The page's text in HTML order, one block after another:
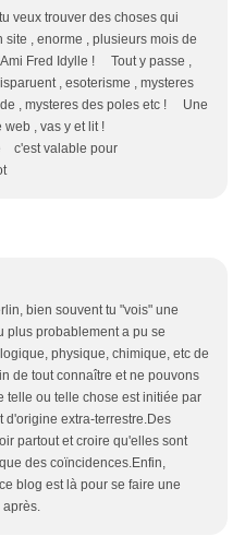
veux trouver des choses qui
site , enorme , plusieurs mois de
Fred Idylle ! Tout y passe ,
, esoterisme , mysteres
, mysteres des poles etc ! Une
web , vas y et lit !
valable pour
bien souvent tu "vois" une
plus probablement a pu se
physique, chimique, etc de
de tout connaître et ne pouvons
telle ou telle chose est initiée par
extra-terrestre.Des
partout et croire qu'elles sont
des coïncidences.Enfin,
blog est là pour se faire une
après.